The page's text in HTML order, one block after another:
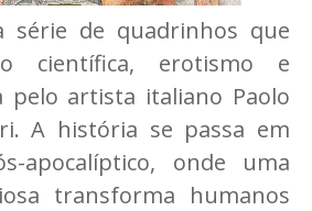
série de quadrinhos que
científica, erotismo e
pelo artista italiano Paolo
A história se passa em
apocalíptico, onde uma
transforma humanos